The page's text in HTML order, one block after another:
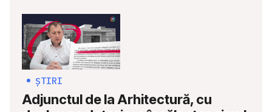
ȘTIRI
Adjunctul de la Arhitectură, cu